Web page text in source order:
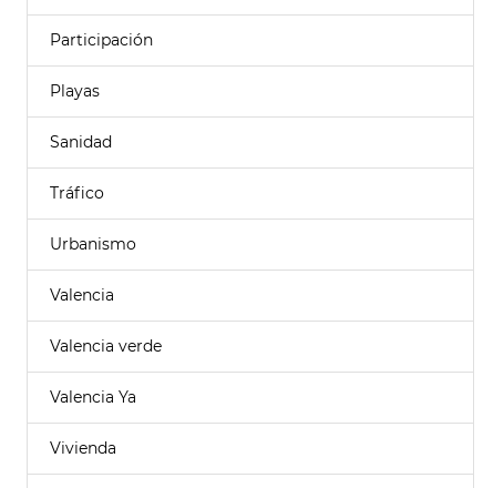
Participación
Playas
Sanidad
Tráfico
Urbanismo
Valencia
Valencia verde
Valencia Ya
Vivienda